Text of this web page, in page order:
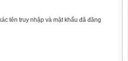
tên truy nhập và mật khẩu đã đăng